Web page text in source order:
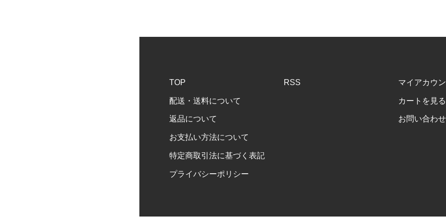
TOP
配送・送料について
返品について
お支払い方法について
特定商取引法に基づく表記
プライバシーポリシー
RSS マイアカウ
カートを見る
お問い合わせ